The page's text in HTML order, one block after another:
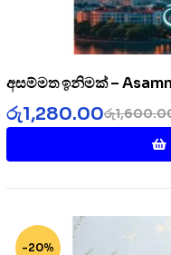
අසම්මත ඉනිමක් –
රු
රු1,280.00
-20%